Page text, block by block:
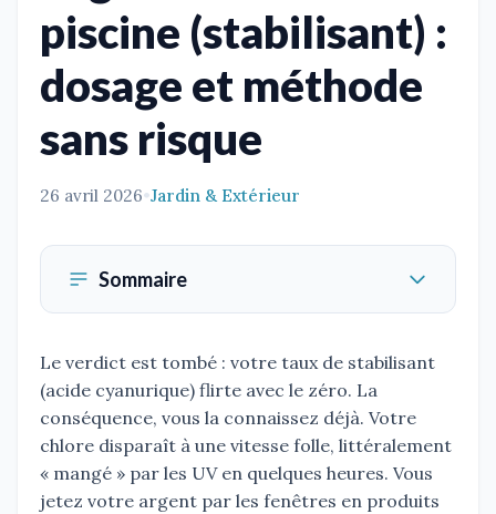
piscine (stabilisant) :
dosage et méthode
sans risque
26 avril 2026•Jardin & Extérieur
Sommaire
Le verdict est tombé : votre taux de stabilisant
(acide cyanurique) flirte avec le zéro. La
conséquence, vous la connaissez déjà. Votre
chlore disparaît à une vitesse folle, littéralement
« mangé » par les UV en quelques heures. Vous
jetez votre argent par les fenêtres en produits